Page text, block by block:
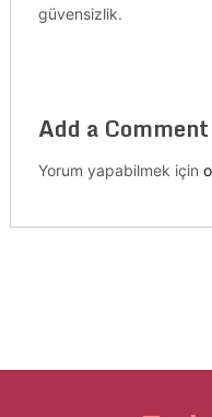
güvensizlik.
Add a Comment
Yorum yapabilmek için